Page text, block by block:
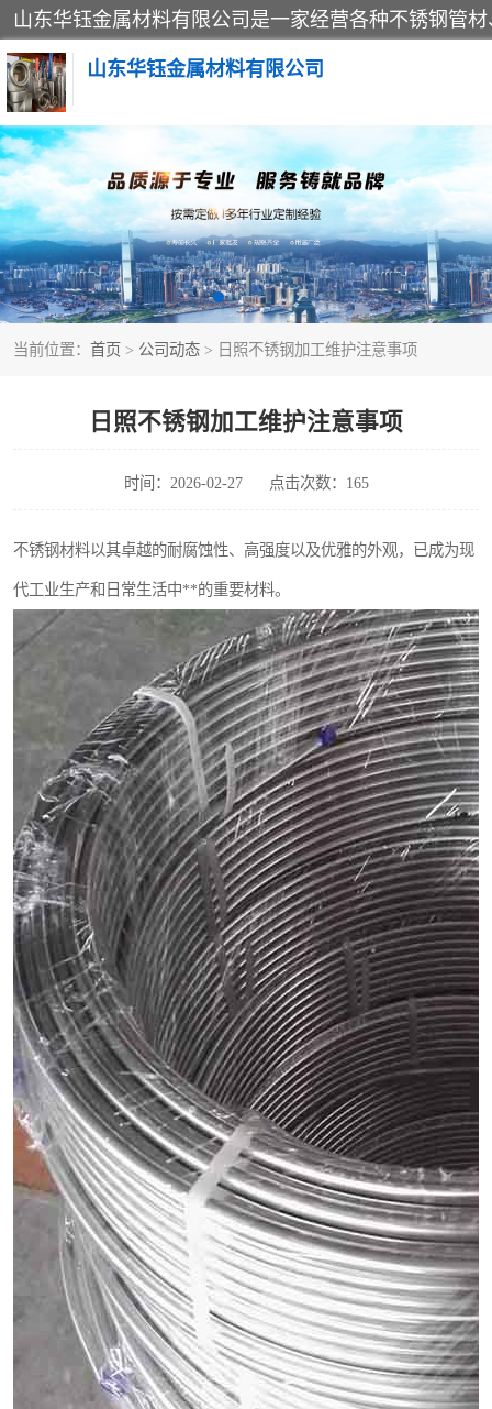
山东华钰金属材料有限公司
当前位置： 首页 > 公司动态 > 日照不锈钢加工维护注意事项
日照不锈钢加工维护注意事项
时间：2026-02-27 点击次数：165
不锈钢材料以其卓越的耐腐蚀性、高强度以及优雅的外观，已成为现
代工业生产和日常生活中**的重要材料。
不锈钢管
管件标准件
不锈钢人孔
不锈钢角钢
不锈钢板